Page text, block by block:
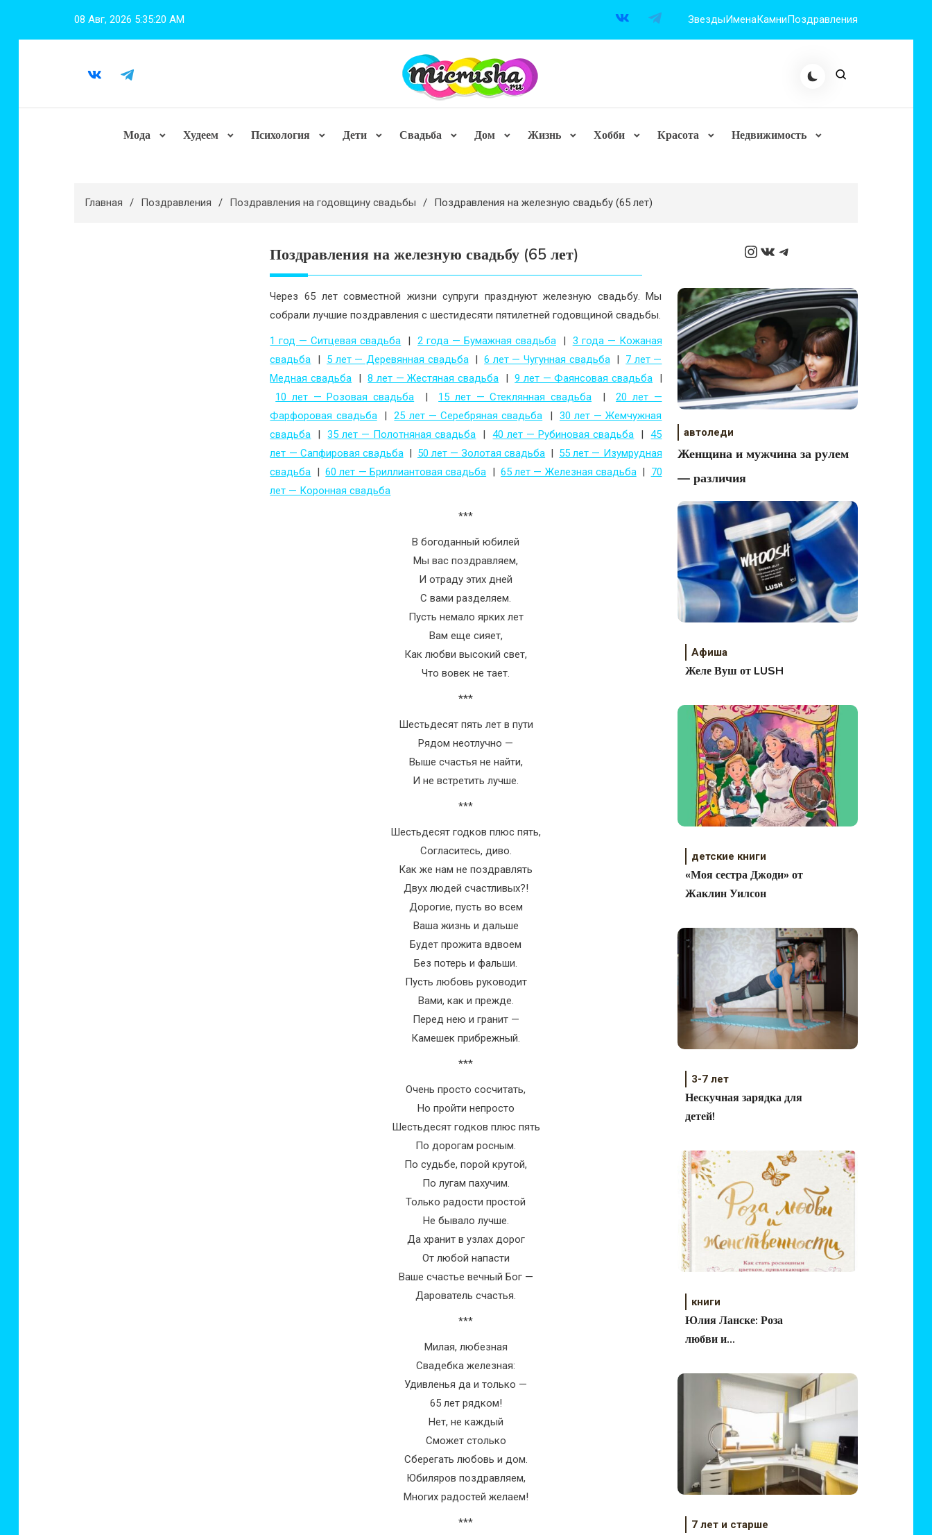
08 Авг, 2026 5:35:21 AM ЗвездыИменаКамниПоздравления
Мода Худеем Психология Дети Свадьба Дом Жизнь Хобби Красота Недвижимость
Главная Поздравления Поздравления на годовщину свадьбы Поздравления на железную свадьбу (65 лет)
Поздравления на железную свадьбу (65 лет)
Через 65 лет совместной жизни супруги празднуют железную свадьбу. Мы
собрали лучшие поздравления с шестидесяти пятилетней годовщиной свадьбы.
1 год — Ситцевая свадьба |2 года — Бумажная свадьба| 3 года — Кожаная
свадьба | 5 лет — Деревянная свадьба|6 лет — Чугунная свадьба| 7 лет —
Медная свадьба |8 лет — Жестяная свадьба |9 лет — Фаянсовая свадьба |
10 лет — Розовая свадьба | 15 лет — Стеклянная свадьба |20 лет —
Фарфоровая свадьба|25 лет — Серебряная свадьба | 30 лет — Жемчужная
свадьба |35 лет — Полотняная свадьба |40 лет — Рубиновая свадьба |45
лет — Сапфировая свадьба| 50 лет — Золотая свадьба | 55 лет — Изумрудная
свадьба |60 лет — Бриллиантовая свадьба | 65 лет — Железная свадьба| 70
лет — Коронная свадьба
***
В богоданный юбилей
Мы вас поздравляем,
И отраду этих дней
С вами разделяем.
Пусть немало ярких лет
Вам еще сияет,
Как любви высокий свет,
Что вовек не тает.
***
Шестьдесят пять лет в пути
Рядом неотлучно —
Выше счастья не найти,
И не встретить лучше.
***
Шестьдесят годков плюс пять,
Согласитесь, диво.
Как же нам не поздравлять
Двух людей счастливых?!
Дорогие, пусть во всем
Ваша жизнь и дальше
Будет прожита вдвоем
Без потерь и фальши.
Пусть любовь руководит
Вами, как и прежде.
Перед нею и гранит —
Камешек прибрежный.
***
Очень просто сосчитать,
Но пройти непросто
Шестьдесят годков плюс пять
По дорогам росным.
По судьбе, порой крутой,
По лугам пахучим.
Только радости простой
Не бывало лучше.
Да хранит в узлах дорог
От любой напасти
Ваше счастье вечный Бог —
Дарователь счастья.
***
Милая, любезная
Свадебка железная:
Удивленья да и только —
65 лет рядком!
Нет, не каждый
Сможет столько
Сберегать любовь и дом.
Юбиляров поздравляем,
Многих радостей желаем!
***
Instagram
ВКонтакте
Telegram
автоледи
Женщина и мужчина за рулем
— различия
Афиша
Желе Вуш от LUSH
детские книги
«Моя сестра Джоди» от
Жаклин Уилсон
3-7 лет
Нескучная зарядка для
детей!
книги
Юлия Ланске: Роза
любви и
7 лет и старше